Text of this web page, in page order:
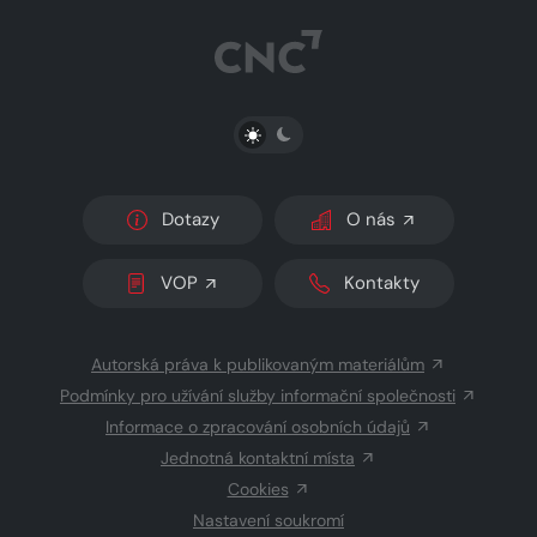
PŘEPNOUT SVĚTLÝ/TMAVÝ REŽIM
Dotazy O nás
VOP Kontakty
Autorská práva k publikovaným materiálům
Podmínky pro užívání služby informační společnosti
Informace o zpracování osobních údajů
Jednotná kontaktní místa
Cookies
Nastavení soukromí